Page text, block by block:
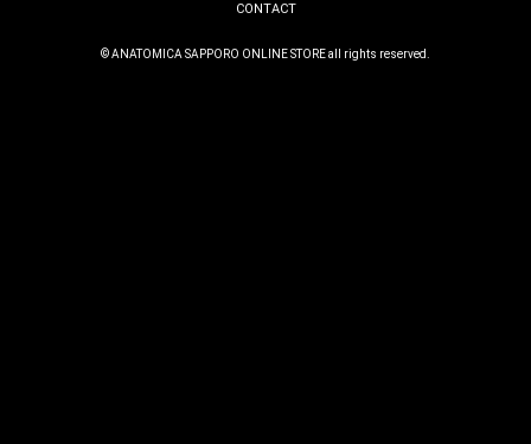
CONTACT
© ANATOMICA SAPPORO ONLINE STORE all rights reserved.